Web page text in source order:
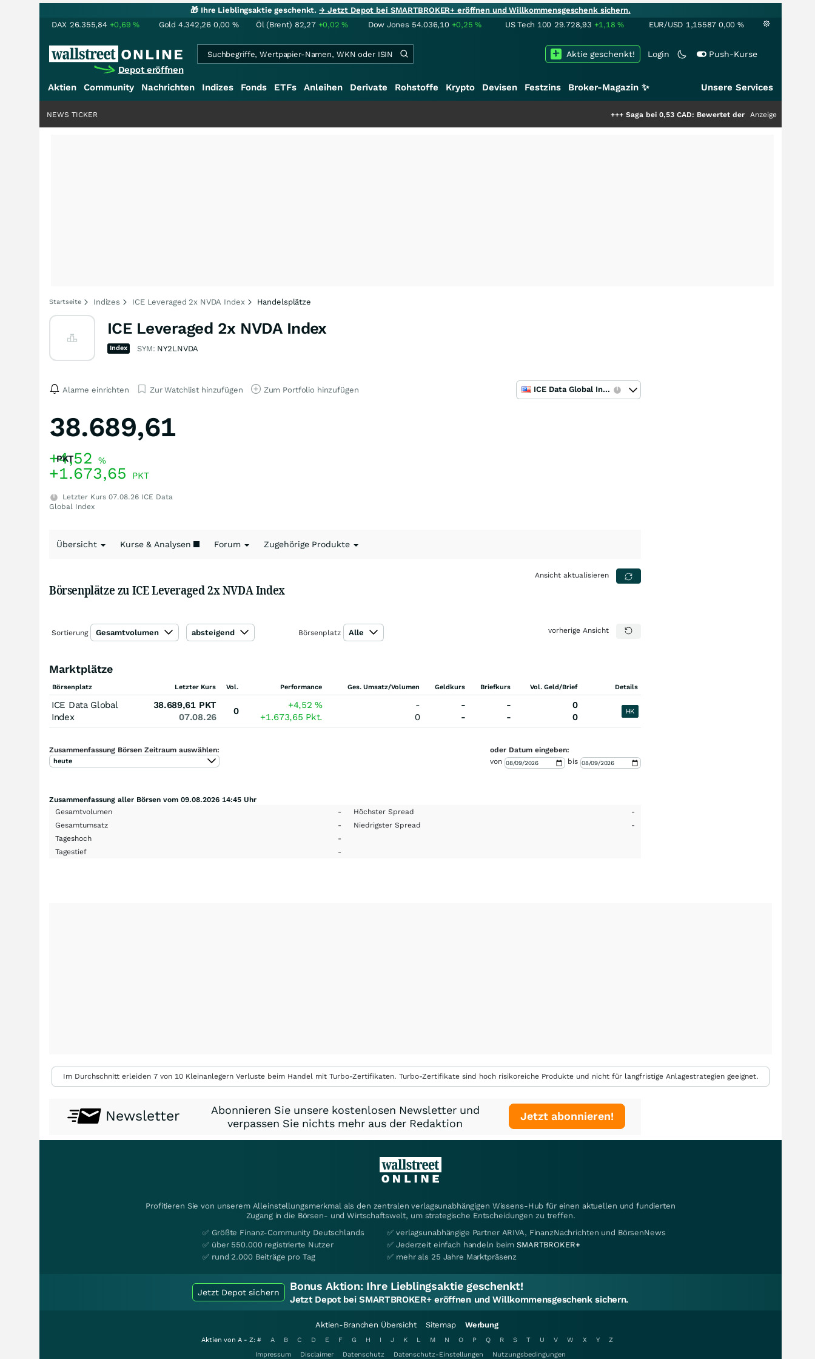
🎁 Ihre Lieblingsaktie geschenkt.→ Jetzt Depot bei SMARTBROKER+ eröffnen und Willkommensgeschenk sichern.
DAX 26.355,84 +0,69% Gold 4.342,26 0,00 % Öl (Brent) 82,27 +0,02% Dow Jones 54.036,10 +0,25% US Tech 100 29.728,93 +1,18% EUR/USD 1,15587 0,00 %
Depot eröffnen
Login Push-Kurse
Aktie geschenkt!
Aktien Community Nachrichten Indizes Fonds ETFs Anleihen Derivate Rohstoffe Krypto Devisen Festzins Broker-Magazin ✨ Unsere Services
Saga bei 0,53 CAD: Bewertet der Markt noch immer nur
Anzeige
NEWS TICKER
Startseite Indizes ICE Leveraged 2x NVDA Index Handelsplätze
ICE Leveraged 2x NVDA Index
Index SYM: NY2LNVDA
Alarme einrichten Zur Watchlist hinzufügen Zum Portfolio hinzufügen ICE Data Global Index
38.689,61
PKT
+4,52 %
+1.673,65 PKT
Letzter Kurs 07.08.26 ICE Data
Global Index
Übersicht Kurse & Analysen Forum Zugehörige Produkte
Börsenplätze zu ICE Leveraged 2x NVDA Index
Ansicht aktualisieren
Sortierung Gesamtvolumen absteigend Börsenplatz Alle vorherige Ansicht
Marktplätze
Börsenplatz Letzter Kurs Vol. Performance Ges. Umsatz/Volumen Geldkurs Briefkurs Vol. Geld/Brief Details
ICE Data Global
Index
38.689,61 PKT
07.08.26
0
+4,52%
+1.673,65 Pkt.
-
0
-
-
-
-
0
0
HK
Zusammenfassung Börsen Zeitraum auswählen:
heute
oder Datum eingeben:
von
bis
Zusammenfassung aller Börsen vom 09.08.2026 14:45 Uhr
Gesamtvolumen
- Höchster Spread
-
Gesamtumsatz
- Niedrigster Spread
-
Tageshoch
-
Tagestief
-
Im Durchschnitt erleiden 7 von 10 Kleinanlegern Verluste beim Handel mit Turbo-Zertifikaten. Turbo-Zertifikate sind hoch risikoreiche Produkte und nicht für langfristige Anlagestrategien geeignet.
Newsletter
Abonnieren Sie unsere kostenlosen Newsletter und
verpassen Sie nichts mehr aus der Redaktion
Jetzt abonnieren!
Profitieren Sie von unserem Alleinstellungsmerkmal als den zentralen verlagsunabhängigen Wissens-Hub für einen aktuellen und fundierten
Zugang in die Börsen- und Wirtschaftswelt, um strategische Entscheidungen zu treffen.
✅ Größte Finanz-Community Deutschlands
✅ über 550.000 registrierte Nutzer
✅ rund 2.000 Beiträge pro Tag
✅ verlagsunabhängige Partner ARIVA, FinanzNachrichten und BörsenNews
✅ Jederzeit einfach handeln beimSMARTBROKER+
✅ mehr als 25 Jahre Marktpräsenz
Jetzt Depot sichern Bonus Aktion: Ihre Lieblingsaktie geschenkt!
Jetzt Depot bei SMARTBROKER+ eröffnen und Willkommensgeschenk sichern.
Aktien-Branchen Übersicht Sitemap Werbung
Aktien von A - Z: # A B C D E F G H I J K L M N O P Q R S T U V W X Y
Z
Impressum
Disclaimer Datenschutz Datenschutz-Einstellungen Nutzungsbedingungen